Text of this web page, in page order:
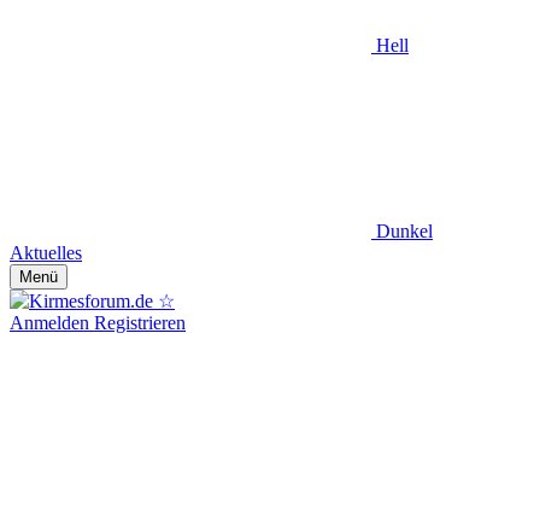
Hell
Dunkel
Aktuelles
Menü
Anmelden Registrieren